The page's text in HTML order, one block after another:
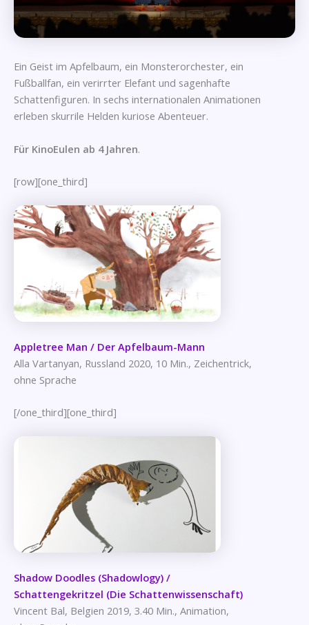
Ein Geist im Apfelbaum, ein Monsterorchester, ein
Fußballfan, ein verirrter Elefant und sagenhafte
Schattenfiguren. In sechs internationalen Animationen
erleben skurrile Helden kuriose Abenteuer.
Für KinoEulen ab 4 Jahren.
[row][one_third]
Appletree Man / Der Apfelbaum-Mann
Alla Vartanyan, Russland 2020, 10 Min., Zeichentrick,
ohne Sprache
[/one_third][one_third]
Shadow Doodles (Shadowlogy) /
Schattengekritzel (Die Schattenwissenschaft)
Vincent Bal, Belgien 2019, 3.40 Min., Animation,